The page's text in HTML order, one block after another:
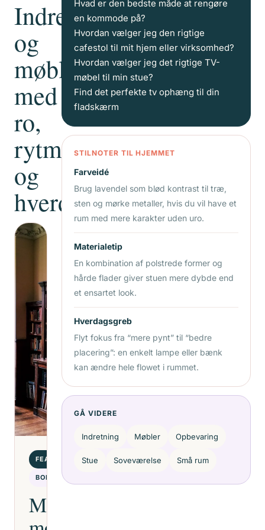
Indretning
og
møbler
med
ro,
rytme
og
hverdagsværdi
FEATURE
BOLIGTRENDS
Materialer,
Hvad er den bedste måde at rengøre
en kommode på?
Hvordan vælger jeg den rigtige
cafestol til mit hjem eller virksomhed?
Hvordan vælger jeg det rigtige TV-
møbel til min stue?
Find det perfekte tv ophæng til din
fladskærm
STILNOTER TIL HJEMMET
Farveidé
Brug lavendel som blød kontrast til træ,
sten og mørke metaller, hvis du vil have et
rum med mere karakter uden uro.
Materialetip
En kombination af polstrede former og
hårde flader giver stuen mere dybde end
et ensartet look.
Hverdagsgreb
Flyt fokus fra “mere pynt” til “bedre
placering”: en enkelt lampe eller bænk
kan ændre hele flowet i rummet.
GÅ VIDERE
Indretning Møbler Opbevaring
Stue Soveværelse Små rum